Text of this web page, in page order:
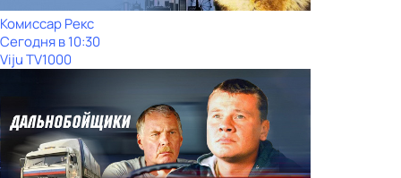
Комиссар Рекс
Сегодня в 10:30
Viju TV1000